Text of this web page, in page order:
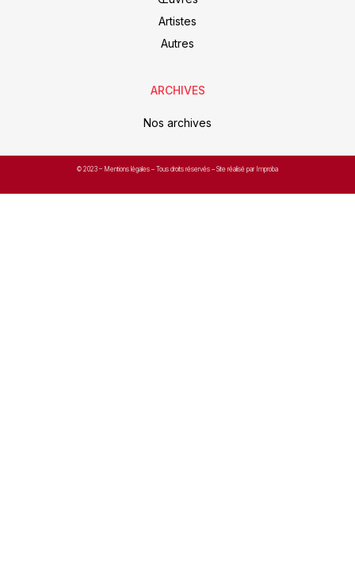
Artistes
Autres
ARCHIVES
Nos archives
© 2023 – Mentions légales – Tous droits réservés – Site réalisé par Improba